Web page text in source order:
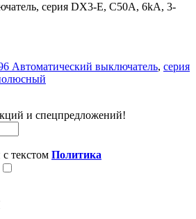
серия DX3-E, С50A, 6kA, 3-
Автоматический выключатель, серия
и спецпредложений!
текстом Политика